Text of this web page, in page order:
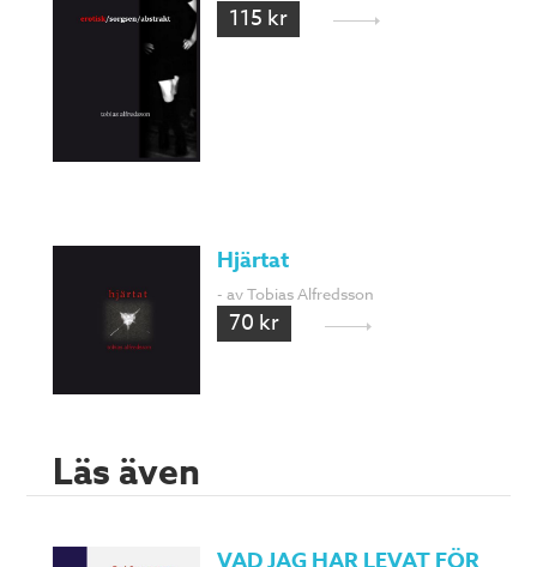
115 kr
Hjärtat
- av Tobias Alfredsson
70 kr
Läs även